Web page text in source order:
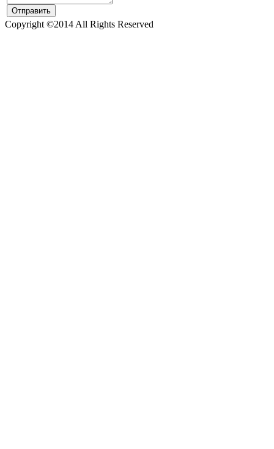
Copyright ©2014 All Rights Reserved